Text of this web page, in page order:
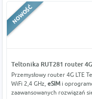
Teltonika RUT281 router
Przemysłowy router 4G LTE
WiFi 2,4 GHz, eSIMi
zaawansowanych rozwiązań